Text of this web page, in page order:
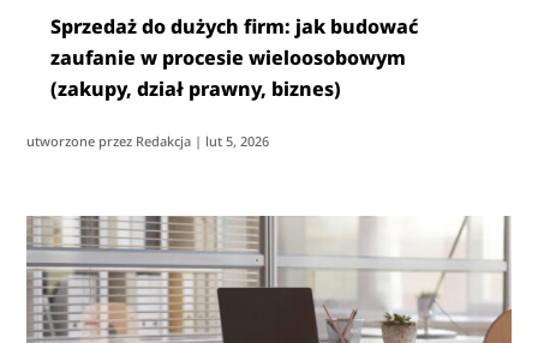
Sprzedaż do dużych firm: jak budować
zaufanie w procesie wieloosobowym
(zakupy, dział prawny, biznes)
utworzone przez Redakcja | lut 5, 2026